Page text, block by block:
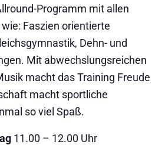
Programm mit allen
Faszien orientierte
Dehn- und
Mit abwechslungsreichen
macht das Training Freude
macht sportliche
so viel Spaß.
11.00 – 12.00 Uhr